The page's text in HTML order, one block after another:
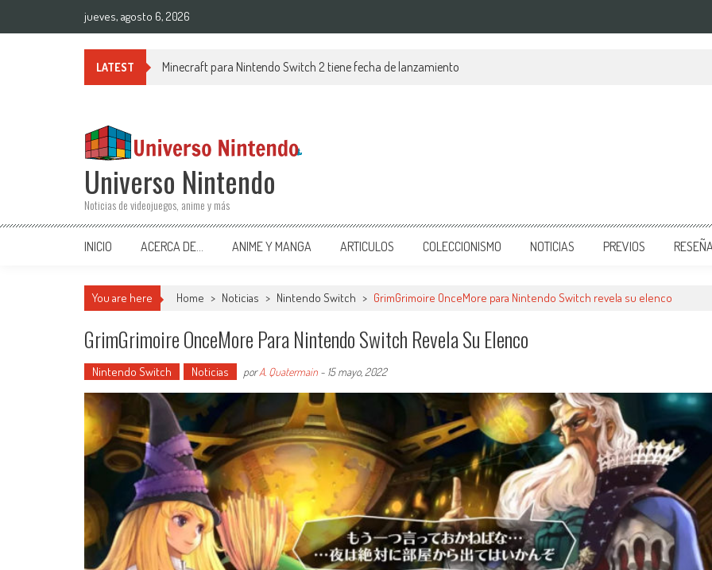
jueves, agosto 6, 2026
LATEST Minecraft para Nintendo Switch 2 tiene fecha de lanzamiento
Universo Nintendo
Noticias de videojuegos, anime y más
INICIO ACERCA DE… ANIME Y MANGA ARTICULOS COLECCIONISMO NOTICIAS PREVIOS
You are here Home > Noticias > Nintendo Switch > GrimGrimoire OnceMore para Nintendo Switch revela su elenco
GrimGrimoire OnceMore Para Nintendo Switch Revela Su Elenco
Nintendo Switch Noticias porA. Quatermain - 15 mayo, 2022